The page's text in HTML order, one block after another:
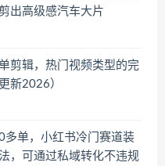
出高级感汽车大片
剪辑，热门视频类型的完
新2026）
多单，小红书冷门赛道装
，可通过私域转化不违规